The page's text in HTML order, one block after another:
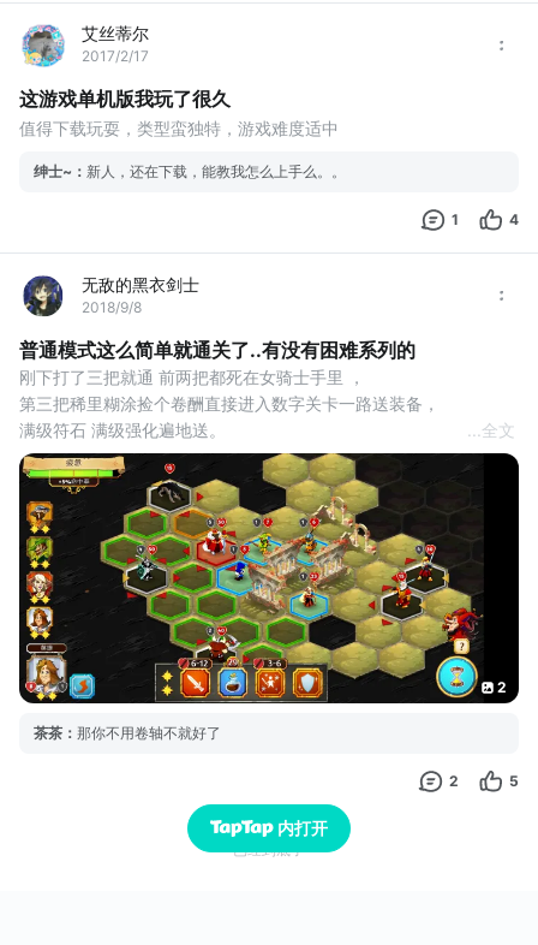
艾丝蒂尔
2017/2/17
这游戏单机版我玩了很久
值得下载玩耍，类型蛮独特，游戏难度适中
绅士~ ： 新人，还在下载，能教我怎么上手么。。
1 4
无敌的黑衣剑士
2018/9/8
普通模式这么简单就通关了..有没有困难系列的
刚下打了三把就通 前两把都死在女骑士手里 ，
第三把稀里糊涂捡个卷酬直接进入数字关卡一路送装备，
满级符石 满级强化遍地送。
还有各种药水以及经验套餐。
而且莫名奇妙所有的boss都复活了
自己还突然少个队友。
死撑过了，直接最终关。
最终boss完全是送啊
弱的我都觉得欺负人。
别看我猪脚总共八滴血 其实是全场最变态的一个 全身三级套
a人回血 自动回复护甲 超高闪避 基本无敌
全文
2
茶茶 ： 那你不用卷轴不就好了
2 5
已经到底了
内打开